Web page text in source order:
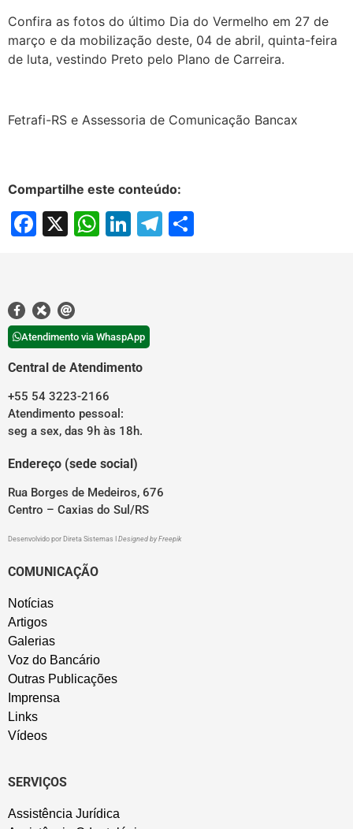
Confira as fotos do último Dia do Vermelho em 27 de
março e da mobilização deste, 04 de abril, quinta-feira
de luta, vestindo Preto pelo Plano de Carreira.
Fetrafi-RS e Assessoria de Comunicação Bancax
Compartilhe este conteúdo:
Facebook
X WhatsApp
LinkedIn
Telegram
Atendimento via WhaspApp
Central de Atendimento
+55 54 3223-2166
Atendimento pessoal:
seg a sex, das 9h às 18h.
Endereço (sede social)
Rua Borges de Medeiros, 676
Centro – Caxias do Sul/RS
Desenvolvido por Direta Sistemas Designed by Freepik
COMUNICAÇÃO
Notícias
Artigos
Galerias
Voz do Bancário
Outras Publicações
Imprensa
Links
Vídeos
SERVIÇOS
Assistência Jurídica